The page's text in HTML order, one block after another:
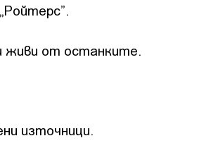
живи от останките.
източници.